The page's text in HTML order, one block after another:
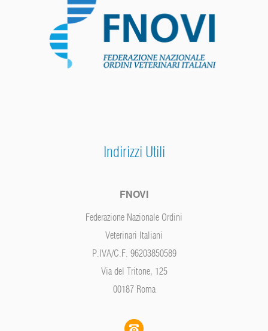
Indirizzi Utili
FNOVI
Federazione Nazionale Ordini
Veterinari Italiani
P.IVA/C.F. 96203850589
Via del Tritone, 125
00187 Roma